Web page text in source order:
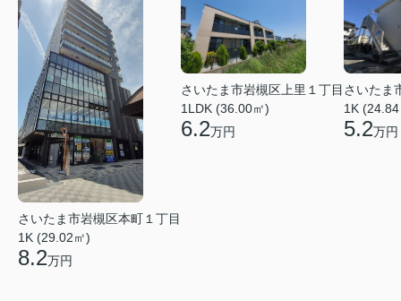
さいたま市岩槻区本町１丁目
1K (29.02㎡)
8.2万円
さいたま市岩槻区上里１丁目
1LDK (36.00㎡)
6.2万円
さいたま
1K
5.2万円